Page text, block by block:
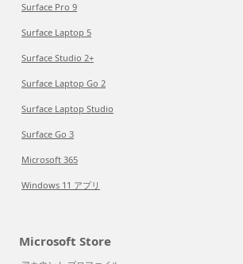
Surface Pro 9
Surface Laptop 5
Surface Studio 2+
Surface Laptop Go 2
Surface Laptop Studio
Surface Go 3
Microsoft 365
Windows 11 アプリ
Microsoft Store